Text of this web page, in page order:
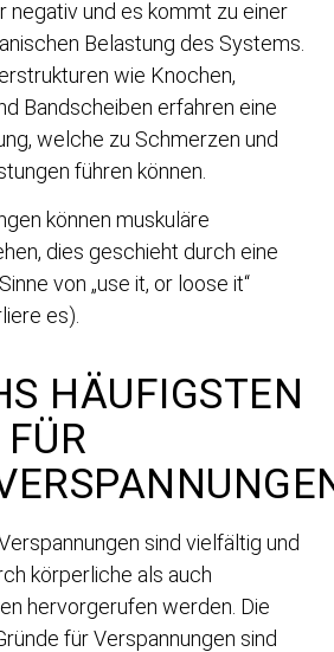
negativ und es kommt zu einer
Belastung des Systems.
wie Knochen,
Bandscheiben erfahren eine
welche zu Schmerzen und
führen können.
können muskuläre
dies geschieht durch eine
von „use it, or loose it“
es).
HÄUFIGSTEN
sind vielfältig und
körperliche als auch
hervorgerufen werden. Die
für Verspannungen sind